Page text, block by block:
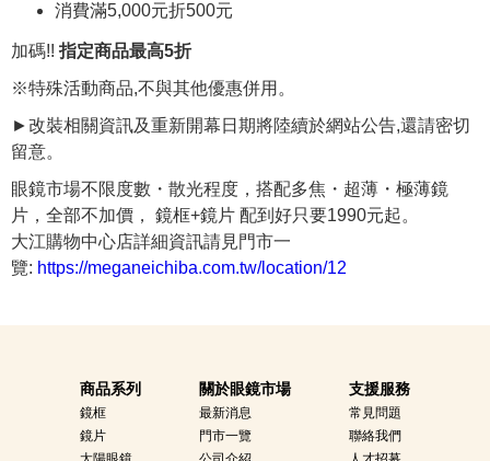
消費滿5,000元折500元
加碼!! 指定商品最高5折
※特殊活動商品,不與其他優惠併用。
►改裝相關資訊及重新開幕日期將陸續於網站公告,還請密切
留意。
眼鏡市場不限度數・散光程度，搭配多焦・超薄・極薄鏡
片，全部不加價， 鏡框+鏡片 配到好只要1990元起。
大江購物中心店詳細資訊請見門市一
覽: https://meganeichiba.com.tw/location/12
商品系列
鏡框
鏡片
關於眼鏡市場
最新消息
門市一覽
支援服務
常見問題
聯絡我們